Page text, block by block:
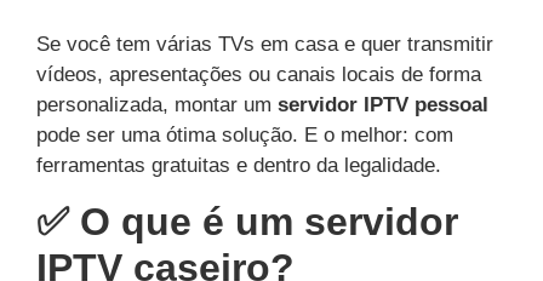
Se você tem várias TVs em casa e quer transmitir
vídeos, apresentações ou canais locais de forma
personalizada, montar um servidor IPTV pessoal
pode ser uma ótima solução. E o melhor: com
ferramentas gratuitas e dentro da legalidade.
✅ O que é um servidor
IPTV caseiro?